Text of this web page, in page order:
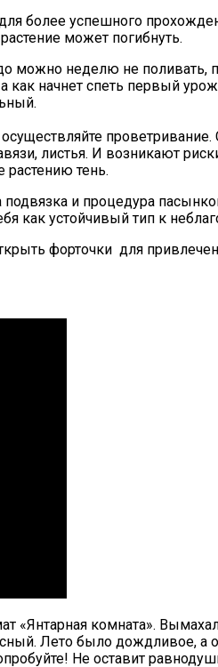
более успешного
может погибнуть.
неделю не поливать,
как начнет спеть первый
проветривание.
листья. И возникают
растению тень.
и процедура
как устойчивый тип к
форточки для
«Янтарная комната».
Лето было дождливое,
Не оставит